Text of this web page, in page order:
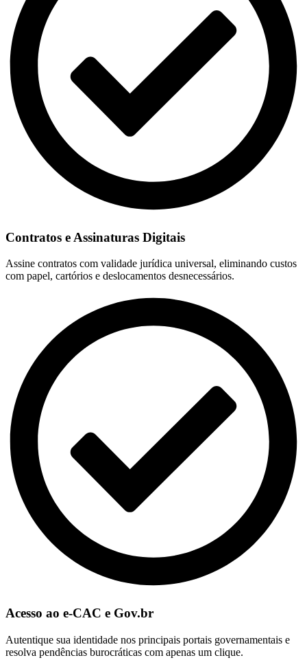
Contratos e Assinaturas Digitais
Assine contratos com validade jurídica universal, eliminando custos
com papel, cartórios e deslocamentos desnecessários.
Acesso ao e-CAC e Gov.br
Autentique sua identidade nos principais portais governamentais e
resolva pendências burocráticas com apenas um clique.